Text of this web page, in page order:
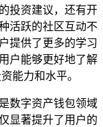
投资建议，还有开
活跃的社区互动不
提供了更多的学习
户能够更好地了解
能力和水平。
数字资产钱包领域
显著提升了用户的